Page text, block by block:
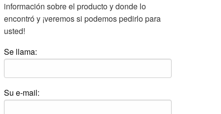
información sobre el producto y donde lo
encontró y ¡veremos si podemos pedirlo para
usted!
Se llama:
Su e-mail: